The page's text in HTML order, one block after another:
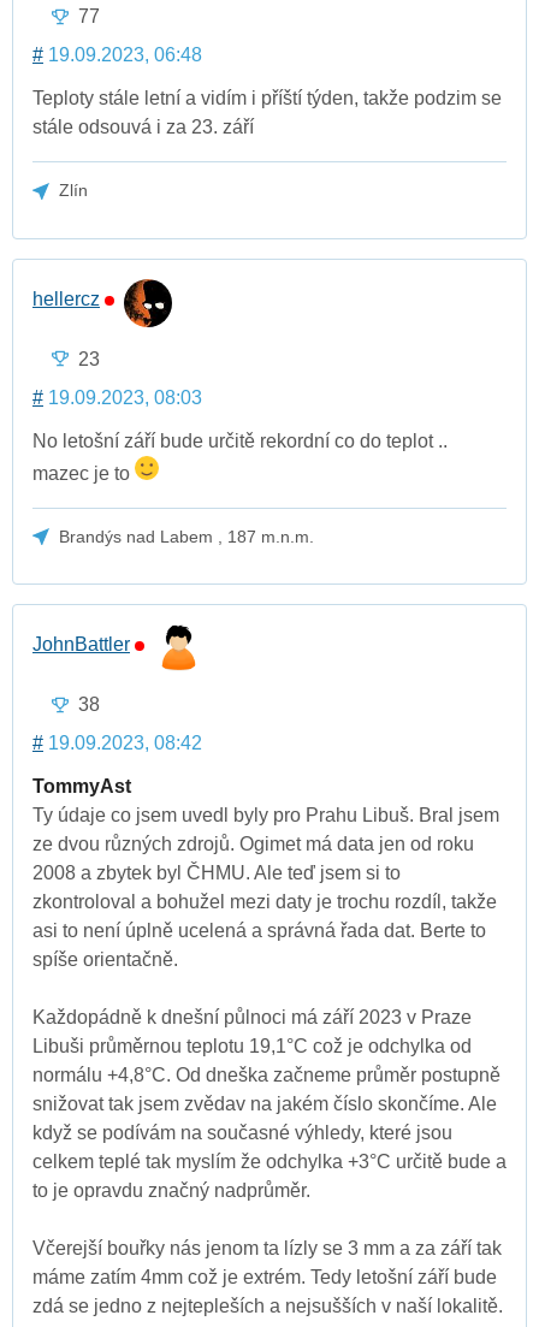
77
# 19.09.2023, 06:48
Teploty stále letní a vidím i příští týden, takže podzim se
stále odsouvá i za 23. září
Zlín
hellercz
23
# 19.09.2023, 08:03
No letošní září bude určitě rekordní co do teplot ..
mazec je to
Brandýs nad Labem , 187 m.n.m.
JohnBattler
38
# 19.09.2023, 08:42
TommyAst
Ty údaje co jsem uvedl byly pro Prahu Libuš. Bral jsem
ze dvou různých zdrojů. Ogimet má data jen od roku
2008 a zbytek byl ČHMU. Ale teď jsem si to
zkontroloval a bohužel mezi daty je trochu rozdíl, takže
asi to není úplně ucelená a správná řada dat. Berte to
spíše orientačně.
Každopádně k dnešní půlnoci má září 2023 v Praze
Libuši průměrnou teplotu 19,1°C což je odchylka od
normálu +4,8°C. Od dneška začneme průměr postupně
snižovat tak jsem zvědav na jakém číslo skončíme. Ale
když se podívám na současné výhledy, které jsou
celkem teplé tak myslím že odchylka +3°C určitě bude a
to je opravdu značný nadprůměr.
Včerejší bouřky nás jenom ta lízly se 3 mm a za září tak
máme zatím 4mm což je extrém. Tedy letošní září bude
zdá se jedno z nejtepleších a nejsušších v naší lokalitě.